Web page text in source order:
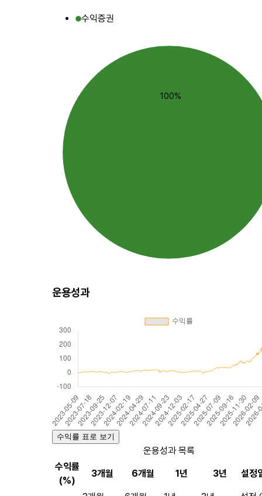
수익증권
100%
운용성과
수익률 표로 보기
운용성과 목록
수익률
(%)
3개월 6개월 1년 3년 설정